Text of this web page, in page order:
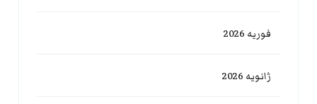
فوریه 2026
ژانویه 2026